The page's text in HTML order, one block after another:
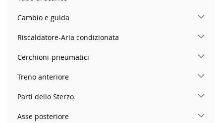
Cambio e guida
Riscaldatore-Aria condizionata
Cerchioni-pneumatici
Treno anteriore
Parti dello Sterzo
Asse posteriore